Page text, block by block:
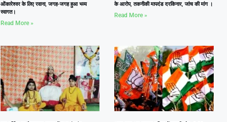
ओंकारेश्वर के लिए रवाना, जगह-जगह हुआ भव्य
स्वागत।
Read More »
के आरोप, तकनीकी मापदंड दरकिनार, जांच की मांग ।
Read More »